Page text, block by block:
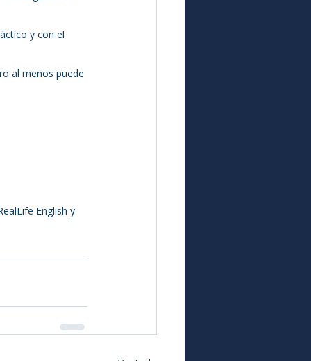
y con el
al menos puede
English y